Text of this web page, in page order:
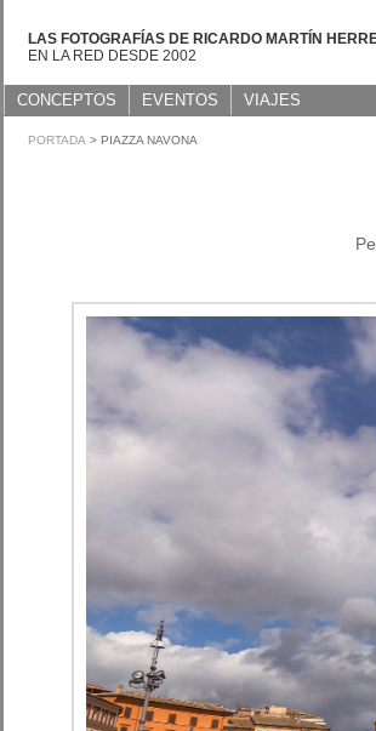
LAS FOTOGRAFÍAS DE RICARDO MARTÍN
EN LA RED DESDE 2002
CONCEPTOS EVENTOS VIAJES
PORTADA > PIAZZA NAVONA